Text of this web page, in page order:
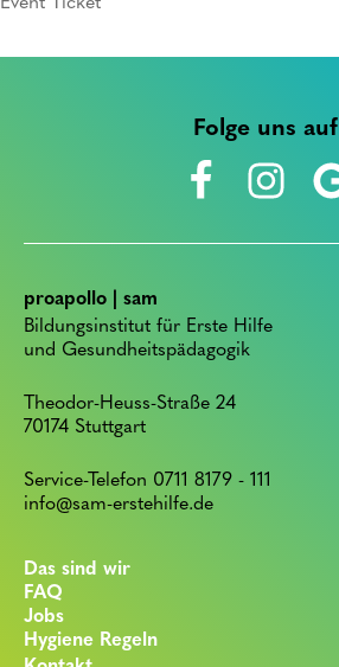
Event Ticket
Folge uns auf
proapollo | sam
Bildungsinstitut für Erste Hilfe
und Gesundheitspädagogik
Theodor-Heuss-Straße 24
70174 Stuttgart
Service-Telefon 0711 8179 - 111
info@sam-erstehilfe.de
Das sind wir
FAQ
Jobs
Hygiene Regeln